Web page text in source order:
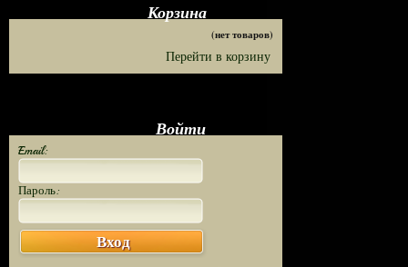
Корзина
(нет товаров)
Перейти в корзину
Войти
Email:
Пароль:
Вход